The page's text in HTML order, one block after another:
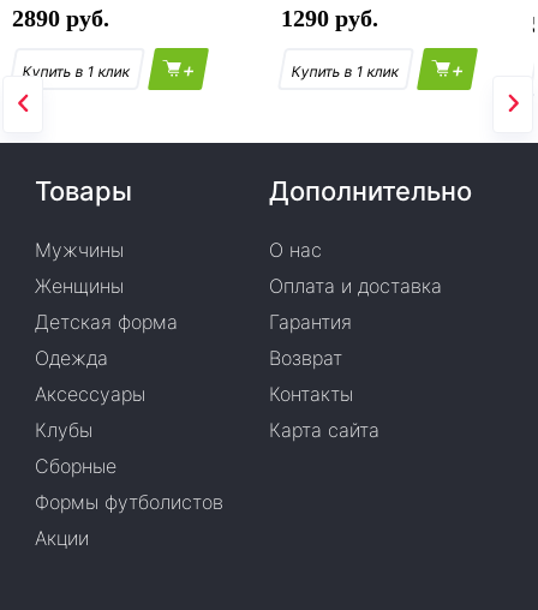
2890
+
1290
+
Товары
Мужчины
Женщины
Детская форма
Одежда
Аксессуары
Клубы
Сборные
Формы футболистов
Акции
Дополнительно
О нас
Оплата и доставка
Гарантия
Возврат
Контакты
Карта сайта